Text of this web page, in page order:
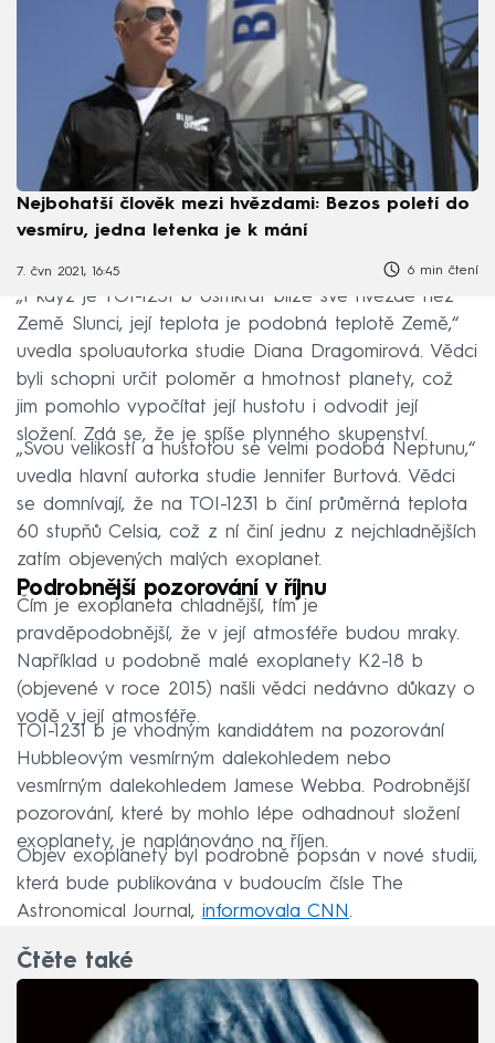
Nejbohatší člověk mezi hvězdami: Bezos poletí do
vesmíru, jedna letenka je k mání
7. čvn 2021, 16:45 6 min čtení
„I když je TOI-1231 b osmkrát blíže své hvězdě než
Země Slunci, její teplota je podobná teplotě Země,“
uvedla spoluautorka studie Diana Dragomirová. Vědci
byli schopni určit poloměr a hmotnost planety, což
jim pomohlo vypočítat její hustotu i odvodit její
složení. Zdá se, že je spíše plynného skupenství.
„Svou velikostí a hustotou se velmi podobá Neptunu,“
uvedla hlavní autorka studie Jennifer Burtová. Vědci
se domnívají, že na TOI-1231 b činí průměrná teplota
60 stupňů Celsia, což z ní činí jednu z nejchladnějších
zatím objevených malých exoplanet.
Podrobnější pozorování v říjnu
Čím je exoplaneta chladnější, tím je
pravděpodobnější, že v její atmosféře budou mraky.
Například u podobně malé exoplanety K2-18 b
(objevené v roce 2015) našli vědci nedávno důkazy o
vodě v její atmosféře.
TOI-1231 b je vhodným kandidátem na pozorování
Hubbleovým vesmírným dalekohledem nebo
vesmírným dalekohledem Jamese Webba. Podrobnější
pozorování, které by mohlo lépe odhadnout složení
exoplanety, je naplánováno na říjen.
Objev exoplanety byl podrobně popsán v nové studii,
která bude publikována v budoucím čísle The
Astronomical Journal, informovala CNN.
Čtěte také